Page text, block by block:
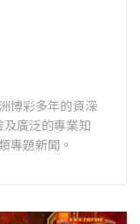
博彩多年的資深
廣泛的專業知
專題新聞。